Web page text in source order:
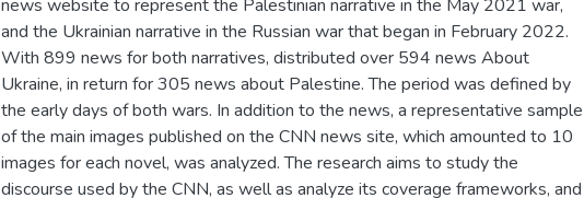
news website to represent the Palestinian narrative in the May 2021 war,
and the Ukrainian narrative in the Russian war that began in February 2022.
With 899 news for both narratives, distributed over 594 news About
Ukraine, in return for 305 news about Palestine. The period was defined by
the early days of both wars. In addition to the news, a representative sample
of the main images published on the CNN news site, which amounted to 10
images for each novel, was analyzed. The research aims to study the
discourse used by the CNN, as well as analyze its coverage frameworks, and